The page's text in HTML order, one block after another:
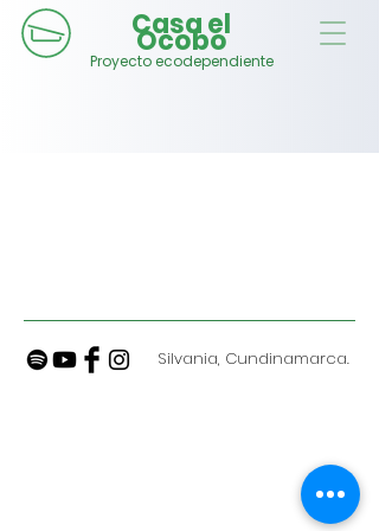
Casa el
Ocobo
Proyecto ecodependiente
Silvania, Cundinamarca.